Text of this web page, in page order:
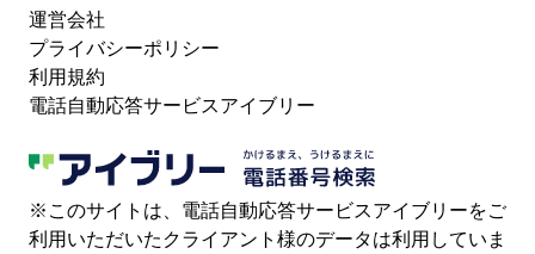
運営会社
プライバシーポリシー
利用規約
電話自動応答サービスアイブリー
※このサイトは、電話自動応答サービスアイブリーをご
利用いただいたクライアント様のデータは利用していま